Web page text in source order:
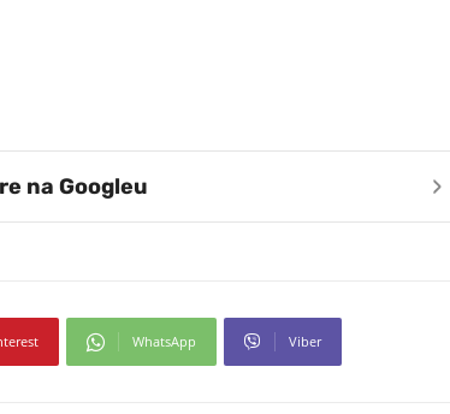
na Googleu ›
WhatsApp Viber